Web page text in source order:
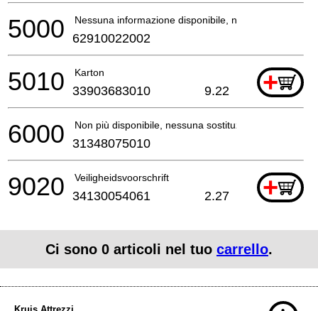
Nessuna informazione disponibile, non ordinabile
5000 62910022002
Karton +
5010 33903683010 9.22
Non più disponibile, nessuna sostituzione
6000 31348075010
Veiligheidsvoorschrift +
9020 34130054061 2.27
Ci sono 0 articoli nel tuo carrello.